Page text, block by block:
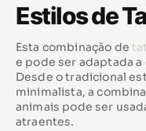
Estilos de
Esta combinação de
e pode ser adaptada
Desde o tradicional
minimalista, a
animais pode ser
atraentes.